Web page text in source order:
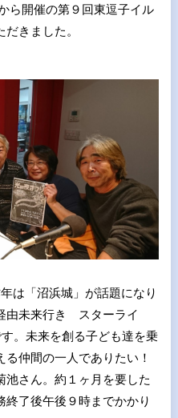
ら開催の第９回東逗子イル
きました。
は「沼浜城」が話題になり
由未来行き スターライ
。未来を創る子ども達を乗
仲間の一人でありたい！
池さん。約１ヶ月を要した
了後午後９時までかかり